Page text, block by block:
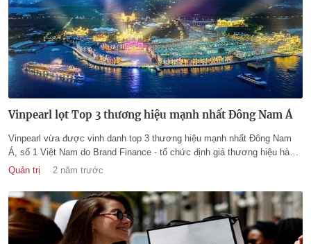
Vinpearl lọt Top 3 thương hiệu mạnh nhất Đông Nam Á
Vinpearl vừa được vinh danh top 3 thương hiệu mạnh nhất Đông Nam
Á, số 1 Việt Nam do Brand Finance - tổ chức định giá thương hiệu hàng
đầu thế giới xếp hạng. Đây là cú vươn mình đầy ngoạn mục của
vui chơi giải trí tại Việt Nam và trong khu vực.
Quản trị 2 năm trước